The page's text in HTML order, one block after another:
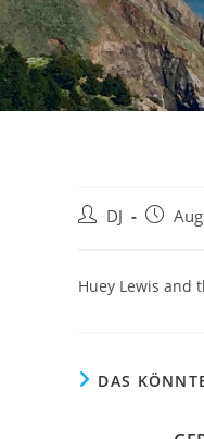
Beitrags-
DJ
Beitrag
Huey Lewis and
DAS